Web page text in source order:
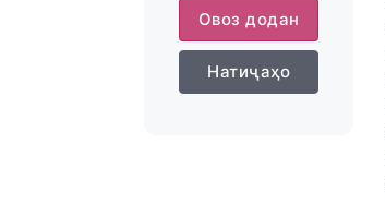
Овоз додан
Натиҷаҳо